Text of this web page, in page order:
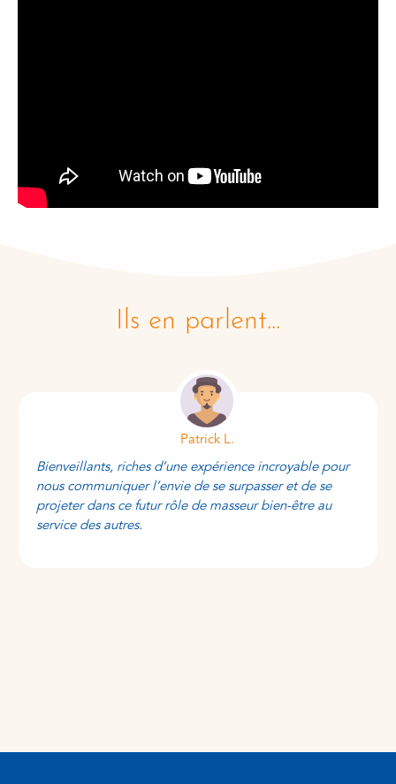
Ils en parlent...
Patrick L.
Bienveillants, riches d’une expérience incroyable pour
nous communiquer l’envie de se surpasser et de se
projeter dans ce futur rôle de masseur bien-être au
service des autres.